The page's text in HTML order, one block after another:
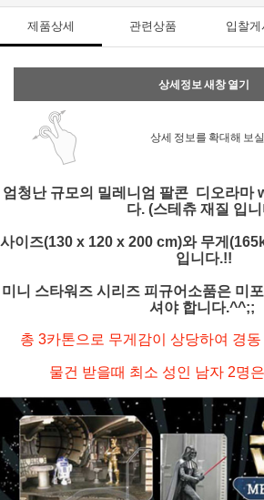
제품상세 관련상품 입찰게
상세정보 새창 열기
상세 정보를 확대해 보
엄청난 규모의 밀레니엄 팔콘 디오라마
다. (스테츄 재질 입
사이즈(130 x 120 x 200 cm)와 무게
입니다.!!
미니 스타워즈 시리즈 피규어소품은 미
셔야 합니다.^^;;
총 3카톤으로 무게감이 상당하여 경
물건 받을때 최소 성인 남자 2명